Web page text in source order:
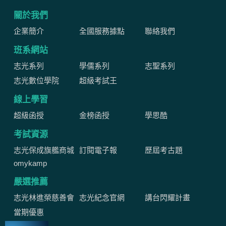
關於我們
企業簡介 全國服務據點 聯絡我們
班系網站
志光系列 學儒系列
志聖系列
志光數位學院
超級考試王
線上學習
超級函授 金榜函授 學思酷
考試資源
志光保成旗艦商城 訂閱電子報
歷屆考古題
omykamp
嚴選推薦
志光林進榮慈善會 志光紀念官網
講台閃耀計畫
當期優惠